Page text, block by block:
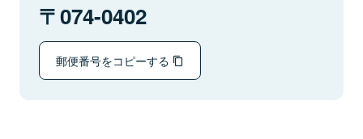
074-0402
郵便番号をコピーする